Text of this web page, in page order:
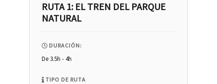
RUTA 1: EL TREN DEL PARQUE
NATURAL
DURACIÓN:
De 3.5h - 4h
TIPO DE RUTA